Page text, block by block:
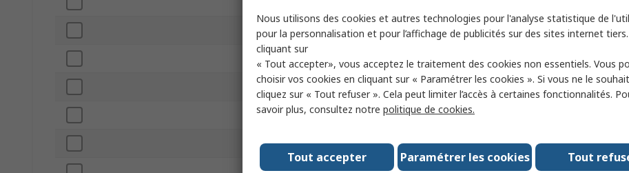
Product Type Multi-Band Antenna
Connector Type SMA Male
Minimum Frequency 1.42MHz
Antenna Mount Type Screw
Gain 7.8dBi
Nous utilisons des cookies et autres technologies pour l'analyse statistique de
pour la personnalisation et pour l’affichage de publicités sur des sites internet tiers.
cliquant sur
« Tout accepter», vous acceptez le traitement des cookies non essentiels. Vous
choisir vos cookies en cliquant sur « Paramétrer les cookies ». Si vous ne le
cliquez sur « Tout refuser ». Cela peut limiter l’accès à certaines fonctionnalités.
savoir plus, consultez notre politique de cookies.
Tout accepter Paramétrer les cookies Tout